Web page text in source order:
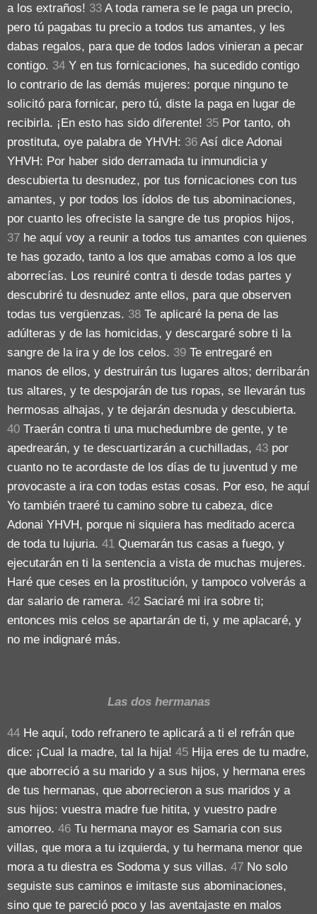
a los extraños! 33 A toda ramera se le paga un precio,
pero tú pagabas tu precio a todos tus amantes, y les
dabas regalos, para que de todos lados vinieran a pecar
contigo. 34 Y en tus fornicaciones, ha sucedido contigo
lo contrario de las demás mujeres: porque ninguno te
solicitó para fornicar, pero tú, diste la paga en lugar de
recibirla. ¡En esto has sido diferente! 35 Por tanto, oh
prostituta, oye palabra de YHVH: 36 Así dice Adonai
YHVH: Por haber sido derramada tu inmundicia y
descubierta tu desnudez, por tus fornicaciones con tus
amantes, y por todos los ídolos de tus abominaciones,
por cuanto les ofreciste la sangre de tus propios hijos,
37 he aquí voy a reunir a todos tus amantes con quienes
te has gozado, tanto a los que amabas como a los que
aborrecías. Los reuniré contra ti desde todas partes y
descubriré tu desnudez ante ellos, para que observen
todas tus vergüenzas. 38 Te aplicaré la pena de las
adúlteras y de las homicidas, y descargaré sobre ti la
sangre de la ira y de los celos. 39 Te entregaré en
manos de ellos, y destruirán tus lugares altos; derribarán
tus altares, y te despojarán de tus ropas, se llevarán tus
hermosas alhajas, y te dejarán desnuda y descubierta.
40 Traerán contra ti una muchedumbre de gente, y te
apedrearán, y te descuartizarán a cuchilladas, 43 por
cuanto no te acordaste de los días de tu juventud y me
provocaste a ira con todas estas cosas. Por eso, he aquí
Yo también traeré tu camino sobre tu cabeza, dice
Adonai YHVH, porque ni siquiera has meditado acerca
de toda tu lujuria. 41 Quemarán tus casas a fuego, y
ejecutarán en ti la sentencia a vista de muchas mujeres.
Haré que ceses en la prostitución, y tampoco volverás a
dar salario de ramera. 42 Saciaré mi ira sobre ti;
entonces mis celos se apartarán de ti, y me aplacaré, y
no me indignaré más.
Las dos hermanas
44 He aquí, todo refranero te aplicará a ti el refrán que
dice: ¡Cual la madre, tal la hija! 45 Hija eres de tu madre,
que aborreció a su marido y a sus hijos, y hermana eres
de tus hermanas, que aborrecieron a sus maridos y a
sus hijos: vuestra madre fue hitita, y vuestro padre
amorreo. 46 Tu hermana mayor es Samaria con sus
villas, que mora a tu izquierda, y tu hermana menor que
mora a tu diestra es Sodoma y sus villas. 47 No solo
seguiste sus caminos e imitaste sus abominaciones,
sino que te pareció poco y las aventajaste en malos